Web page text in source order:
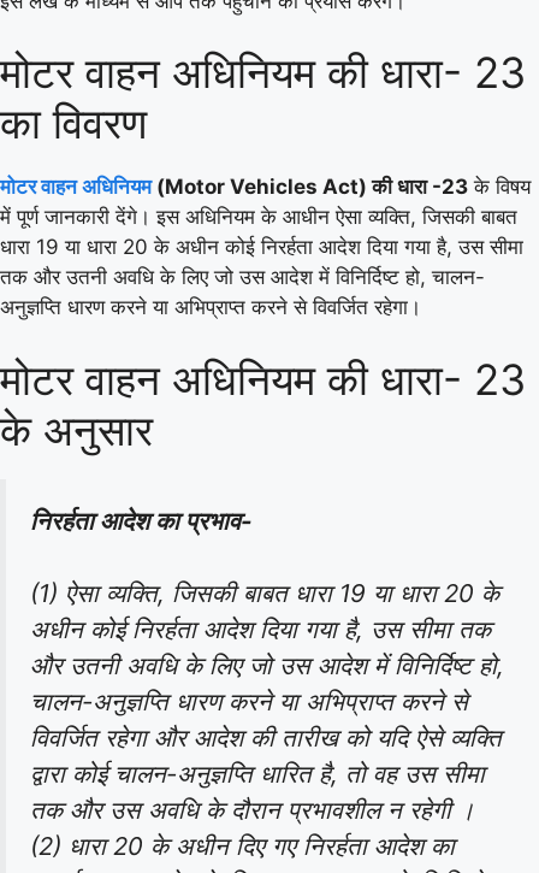
मोटर वाहन अधिनियम की धारा- 23
का विवरण
मोटर वाहन अधिनियम(Motor Vehicles Act) की धारा -23 के विषय
में पूर्ण जानकारी देंगे। इस अधिनियम के आधीन ऐसा व्यक्ति, जिसकी बाबत
धारा 19 या धारा 20 के अधीन कोई निरर्हता आदेश दिया गया है, उस सीमा
तक और उतनी अवधि के लिए जो उस आदेश में विनिर्दिष्ट हो, चालन-
अनुज्ञप्ति धारण करने या अभिप्राप्त करने से विवर्जित रहेगा।
मोटर वाहन अधिनियम की धारा- 23
के अनुसार
निरर्हता आदेश का प्रभाव-
(1) ऐसा व्यक्ति, जिसकी बाबत धारा 19 या धारा 20 के
अधीन कोई निरर्हता आदेश दिया गया है, उस सीमा तक
और उतनी अवधि के लिए जो उस आदेश में विनिर्दिष्ट हो,
चालन-अनुज्ञप्ति धारण करने या अभिप्राप्त करने से
विवर्जित रहेगा और आदेश की तारीख को यदि ऐसे व्यक्ति
द्वारा कोई चालन-अनुज्ञप्ति धारित है, तो वह उस सीमा
तक और उस अवधि के दौरान प्रभावशील न रहेगी ।
(2) धारा 20 के अधीन दिए गए निरर्हता आदेश का